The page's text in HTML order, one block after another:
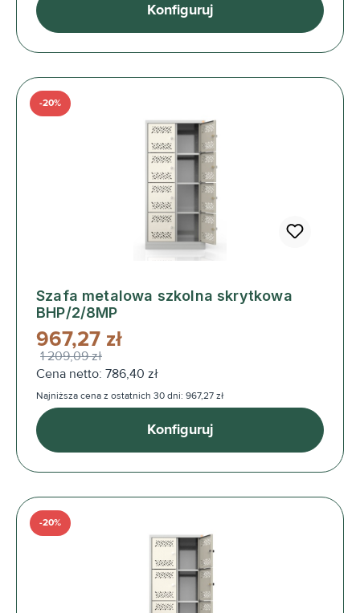
Konfiguruj
Szafa metalowa szkolna skrytkowa
BHP/2/8MP
-20%
967,27 zł
1 209,09 zł
Cena netto: 786,40 zł
Najniższa cena z ostatnich 30 dni: 967,27 zł
Konfiguruj
-20%